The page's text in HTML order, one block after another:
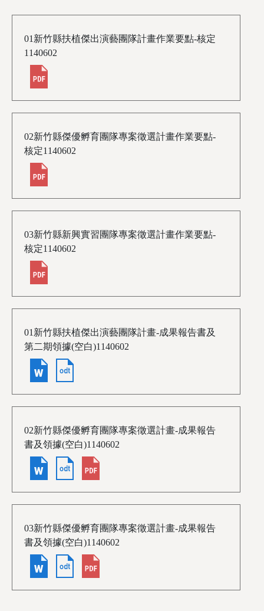
01新竹縣扶植傑出演藝團隊計畫作業要點-核定
1140602
02新竹縣傑優孵育團隊專案徵選計畫作業要點-
核定1140602
03新竹縣新興實習團隊專案徵選計畫作業要點-
核定1140602
01新竹縣扶植傑出演藝團隊計畫-成果報告書及
第二期領據(空白)1140602
02新竹縣傑優孵育團隊專案徵選計畫-成果報告
書及領據(空白)1140602
03新竹縣傑優孵育團隊專案徵選計畫-成果報告
書及領據(空白)1140602